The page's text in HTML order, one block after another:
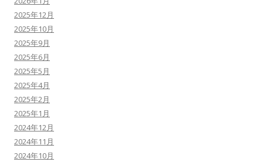
2025年12月
2025年10月
2025年9月
2025年6月
2025年5月
2025年4月
2025年2月
2025年1月
2024年12月
2024年11月
2024年10月